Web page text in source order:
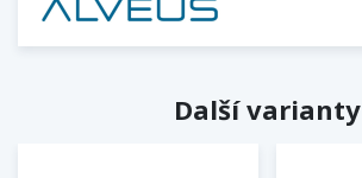
Další varianty